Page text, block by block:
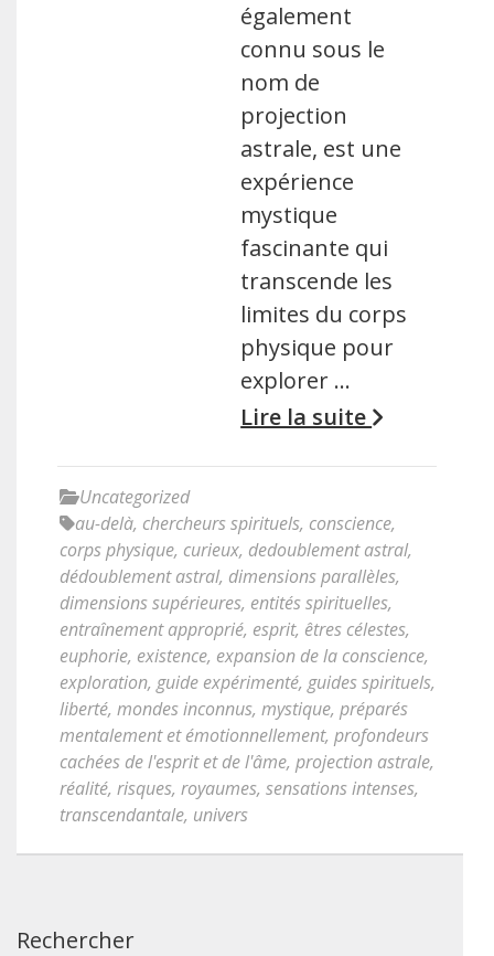
également
connu sous le
nom de
projection
astrale, est une
expérience
mystique
fascinante qui
transcende les
limites du corps
physique pour
explorer …
Lire la suite
Uncategorized
au-delà, chercheurs spirituels, conscience,
corps physique, curieux, dedoublement astral,
dédoublement astral, dimensions parallèles,
dimensions supérieures, entités spirituelles,
entraînement approprié, esprit, êtres célestes,
euphorie, existence, expansion de la conscience,
exploration, guide expérimenté, guides spirituels,
liberté, mondes inconnus, mystique, préparés
mentalement et émotionnellement, profondeurs
cachées de l'esprit et de l'âme, projection astrale,
réalité, risques, royaumes, sensations intenses,
transcendantale, univers
Rechercher